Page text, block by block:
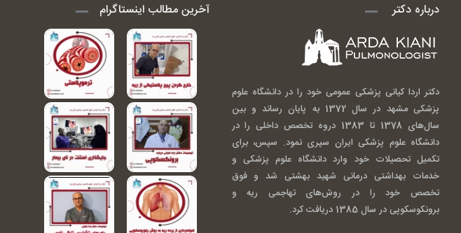
درباره دکتر
دکتر اردا کیانی پزشکی عمومی خود را در دانشگاه علوم
پزشکی مشهد در سال 1372 به پایان رساند و بین
سال‌های 1378 تا 1383 دروه تخصص داخلی را در
دانشگاه علوم پزشکی ایران سپری نمود. سپس، برای
تکمیل تحصیلات خود وارد دانشگاه علوم پزشکی و
خدمات بهداشتی درمانی شهید بهشتی شد و فوق
تخصص خود را در روش‌های تهاجمی ریه و
برونکوسکوپی در سال 1385 دریافت کرد.
آخرین مطالب اینستاگرام